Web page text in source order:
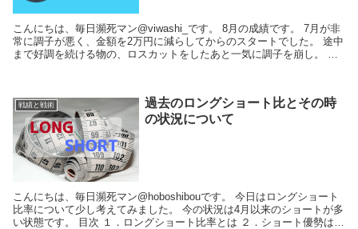
こんにちは、毎日瀕死マン@viwashi_です。 8月の成績です。 7月が非
常に調子が悪く、金額を2万円に減らしてからのスタートでした。 途中
まで好調を続ける物の、ロスカットをしたあと一気に調子を崩し。 あ
戦績と戦術
過去のロングショート比とその時
の状況について
こんにちは、毎日瀕死マン@hoboshibouです。 今日はロングショート
比率について少し考えてみました。 今の状況は4月以来のショートが多
い状態です。 目次 １．ロングショート比率とは ２．ショート優勢は普